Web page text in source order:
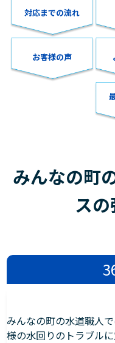
対応までの流れ
お客様の声
みんなの町
スの
みんなの町の水道職人
様の水回りのトラブルに